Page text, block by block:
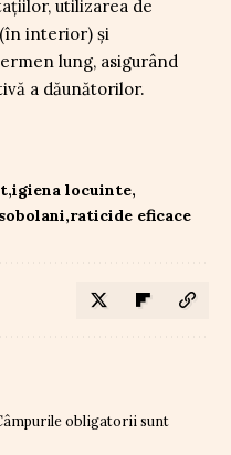
utilizarea de
interior) și
lung, asigurând
a dăunătorilor.
igiena locuinte
raticide eficace
obligatorii sunt